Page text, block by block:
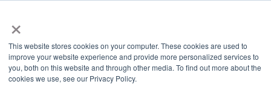
×
This website stores cookies on your computer. These cookies are used to
improve your website experience and provide more personalized services to
you, both on this website and through other media. To find out more about the
cookies we use, see our Privacy Policy.